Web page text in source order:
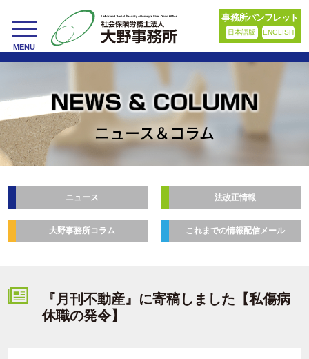
toggle
navigation
MENU
事務所パンフレット
日本語版 ENGLISH
ニュース＆コラム
ニュース 法改正情報
大野事務所コラム これまでの情報配信メール
『月刊不動産』に寄稿しました【私傷病
休職の発令】